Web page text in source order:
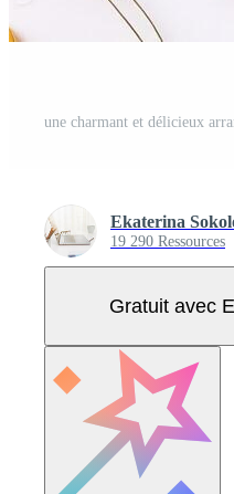
Ekaterina
19 290 Ressources
Gratuit avec